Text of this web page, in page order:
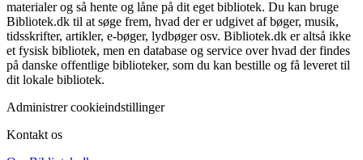
materialer og så hente og låne på dit eget bibliotek. Du kan bruge
Bibliotek.dk til at søge frem, hvad der er udgivet af bøger, musik,
tidsskrifter, artikler, e-bøger, lydbøger osv. Bibliotek.dk er altså ikke
et fysisk bibliotek, men en database og service over hvad der findes
på danske offentlige biblioteker, som du kan bestille og få leveret til
dit lokale bibliotek.
Administrer cookieindstillinger
Kontakt os